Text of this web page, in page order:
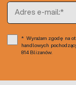
Adres e-mail
Wyrażam zgodę na
handlowych
814 Blizanów.